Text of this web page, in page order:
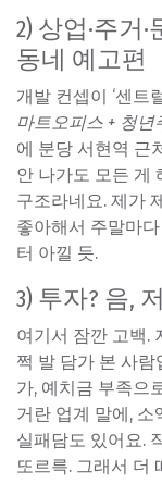
2) 상업·주거
동네 예고편
개발 컨셉이 ‘센트
마트오피스 + 청년
에 분당 서현역 근
안 나가도 모든 게
구조라네요. 제가
좋아해서 주말마
터 아낄 듯.
3) 투자? 음,
여기서 잠깐 고백.
쩍 발 담가 본 사람
가, 예치금 부족으
거란 업계 말에,
실패담도 있어요.
또르륵. 그래서 더